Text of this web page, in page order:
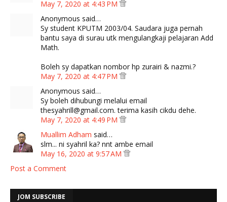
May 7, 2020 at 4:43 PM
Anonymous said…
Sy student KPUTM 2003/04. Saudara juga pernah
bantu saya di surau utk mengulangkaji pelajaran Add
Math.
Boleh sy dapatkan nombor hp zurairi & nazmi.?
May 7, 2020 at 4:47 PM
Anonymous said…
Sy boleh dihubungi melalui email
thesyahrill@gmail.com. terima kasih cikdu dehe.
May 7, 2020 at 4:49 PM
Muallim Adham said…
slm... ni syahril ka? nnt ambe email
May 16, 2020 at 9:57 AM
Post a Comment
JOM SUBSCRIBE